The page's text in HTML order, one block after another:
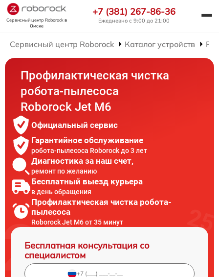
Сервисный центр Roborockв
Омске
+7 (381) 267-86-36
Ежедневно с 9:00 до 21:00
Сервисный центр Roborock Каталог устройств
Профилактическая чистка
робота-пылесоса
Roborock Jet M6
Официальный сервис
Гарантийное обслуживание
робота-пылесоса Roborock до 3 лет
Диагностика за наш счет,
ремонт по желанию
Бесплатный выезд курьера
в день обращения
Профилактическая чистка робота-
пылесоса
Roborock Jet M6 от 35 минут
Бесплатная консультация со
специалистом